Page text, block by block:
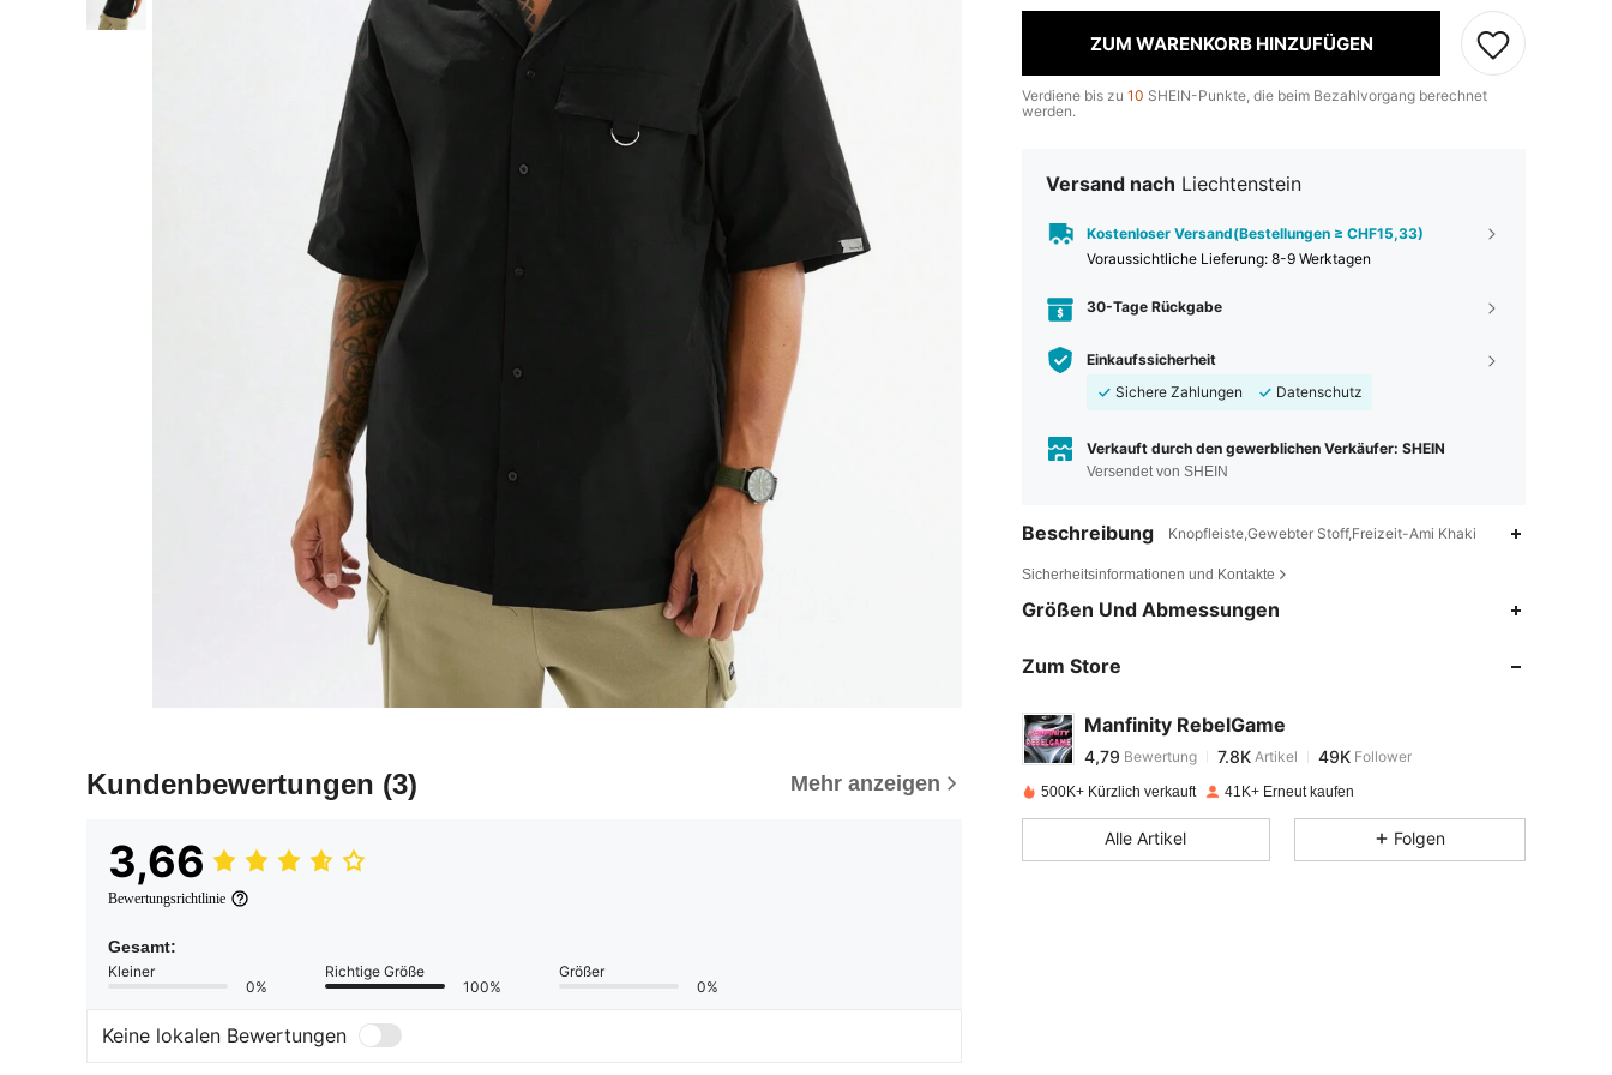
Kundenbewertungen (3) Mehr anzeigen
3,66
Bewertungsrichtlinie
Gesamt:
Kleiner
0%
Richtige Größe
100%
Größer
0%
Keine lokalen Bewertungen
ZUM WARENKORB HINZUFÜGEN
Verdiene bis zu 10 SHEIN-Punkte, die beim Bezahlvorgang berechnet
werden.
Versand nach Liechtenstein
Kostenloser Versand(Bestellungen ≥ CHF15,33)
Voraussichtliche Lieferung: 8-9 Werktagen
30-Tage Rückgabe
Einkaufssicherheit
Sichere Zahlungen
Datenschutz
Verkauft durch den gewerblichen Verkäufer: SHEIN
Versendet von SHEIN
Beschreibung Knopfleiste,Gewebter Stoff,Freizeit-Ami Khaki
Sicherheitsinformationen und Kontakte
Größen Und Abmessungen
Zum Store
Manfinity RebelGame
4,79
4,79
Bewertung
g***2bezahltVor 1 Tag
4,79 7.8K 49K
500K+ Kürzlich verkauft 41K+ Erneut kaufen
Alle Artikel Folgen